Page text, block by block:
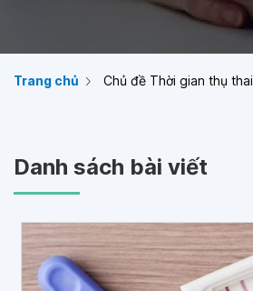
Trang chủ Chủ đề Thời gian thụ thai
Danh sách bài viết